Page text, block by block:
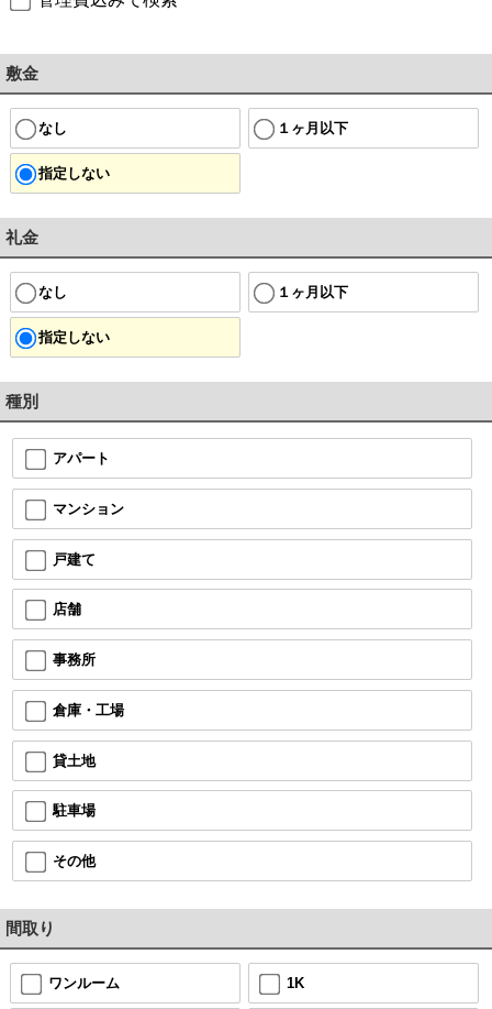
敷金
なし １ヶ月以下
指定しない
礼金
なし １ヶ月以下
指定しない
種別
アパート
マンション
戸建て
店舗
事務所
倉庫・工場
貸土地
駐車場
その他
間取り
ワンルーム 1K